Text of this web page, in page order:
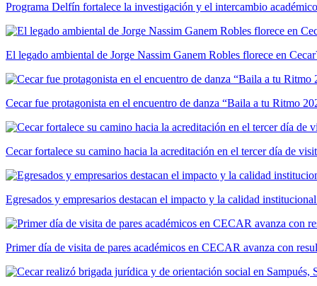
Programa Delfín fortalece la investigación y el intercambio
El legado ambiental de Jorge Nassim Ganem Robles florece en Cecar
Cecar fue protagonista en el encuentro de danza “Baila a tu Ritmo
Cecar fortalece su camino hacia la acreditación en el tercer día de
Egresados y empresarios destacan el impacto y la calidad
Primer día de visita de pares académicos en CECAR avanza con